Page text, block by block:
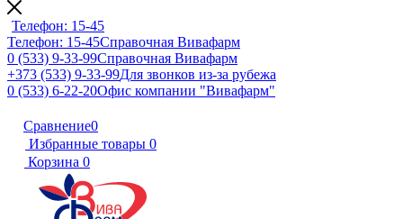
Телефон: 15-45
Телефон: 15-45Справочная Вивафарм
0 (533) 9-33-99Справочная Вивафарм
+373 (533) 9-33-99Для звонков из-за рубежа
0 (533) 6-22-20Офис компании "Вивафарм"
Сравнение0
Избранные товары 0
Корзина 0